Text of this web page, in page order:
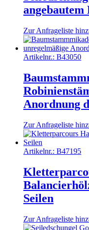
Zur Anfrageliste
Artikelnr.: B43050
Anordnung
Zur Anfrageliste
Artikelnr.: B47195
Seilen
Zur Anfrageliste